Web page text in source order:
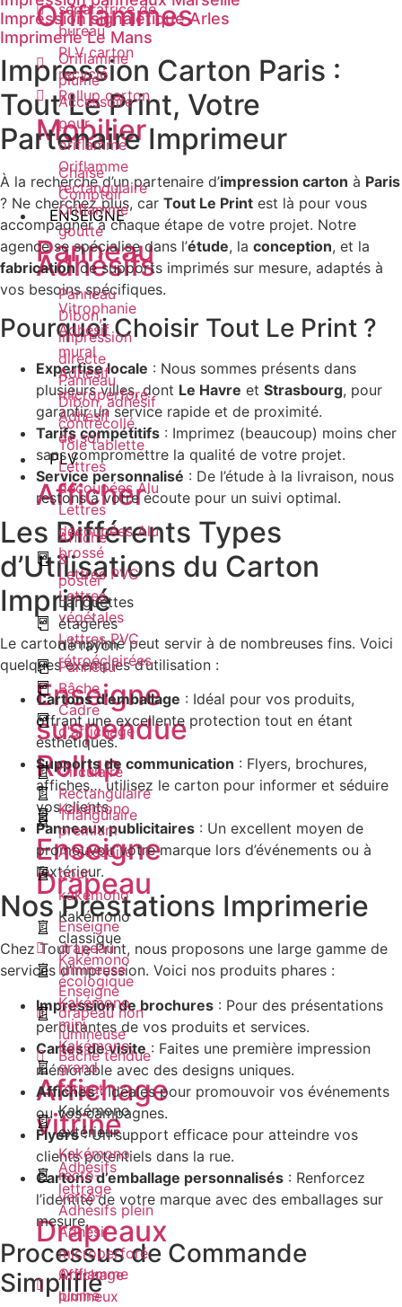
séparatrice de
bureau
PLV carton
recyclé
Rollup carton
Mobilier
Chaise
Comptoir
ENSEIGNE
Panneau
Panneau
Dibon,
impression
directe
Panneau
Dibon, adhésif
contrecollé
Tôle tablette
Lettres
découpées Alu
Lettres
découpées Alu
brossé
Lettres PVC
Lettres
végétales
Lettres PVC
rétroéclairées
Enseigne
suspendue
Circulaire
Rectangulaire
Triangulaire
Enseigne
Drapeau
Enseigne
drapeau
lumineuse
Enseigne
drapeau non
lumineuse
Bâche tendue
Affichage
vitrine
Adhésifs
lettrage
Adhésifs plein
Adhésif
microperforé
Affichage
lumineux
Oriflammes
Oriflamme
plume
Accessoire
pour
oriflamme
Oriflamme
rectangulaire
Oriflamme
goutte
Adhésifs
Vitrophanie
Adhésif
mural
Adhésif
microperforé
Adhésif
de sol
PLV
Afficher
Affiche
&
poster
Languettes
étagères
de rayon
Panneau
Bâche
Cadre
d'affichage
Rollup
Kakémono
premium
Accessoire
pour
kakémono
Kakémono
classique
Kakémono
écologique
Kakémono
mini
Kakémono
grand
format
Kakémono
extérieur
Kakémono
recto-
verso
Drapeaux
Oriflamme
plume
Impression signalétique Arles
Imprimerie Le Mans
Impression Carton Paris :
Tout Le Print, Votre
Partenaire Imprimeur
À la recherche d’un partenaire d’impression carton à Paris
? Ne cherchez plus, car Tout Le Print est là pour vous
accompagner à chaque étape de votre projet. Notre
agence se spécialise dans l’étude, la conception, et la
fabrication de supports imprimés sur mesure, adaptés à
vos besoins spécifiques.
Pourquoi Choisir Tout Le Print ?
Expertise locale : Nous sommes présents dans
plusieurs villes, dont Le Havre et Strasbourg, pour
garantir un service rapide et de proximité.
Tarifs compétitifs : Imprimez (beaucoup) moins cher
sans compromettre la qualité de votre projet.
Service personnalisé : De l’étude à la livraison, nous
restons à votre écoute pour un suivi optimal.
Les Différents Types
d’Utilisations du Carton
Imprimé
Le carton imprimé peut servir à de nombreuses fins. Voici
quelques exemples d’utilisation :
Cartons d’emballage : Idéal pour vos produits,
offrant une excellente protection tout en étant
esthétiques.
Supports de communication : Flyers, brochures,
affiches… utilisez le carton pour informer et séduire
vos clients.
Panneaux publicitaires : Un excellent moyen de
promouvoir votre marque lors d’événements ou à
l’extérieur.
Nos Prestations Imprimerie
Chez Tout Le Print, nous proposons une large gamme de
services d’impression. Voici nos produits phares :
Impression de brochures : Pour des présentations
percutantes de vos produits et services.
Cartes de visite : Faites une première impression
mémorable avec des designs uniques.
Affiches: Idéales pour promouvoir vos événements
ou vos campagnes.
Flyers: Un support efficace pour atteindre vos
clients potentiels dans la rue.
Cartons d’emballage personnalisés : Renforcez
l’identité de votre marque avec des emballages sur
mesure.
Processus de Commande
Simplifié